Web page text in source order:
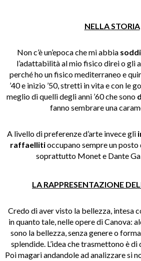
NELLA STORIA
Non c’è un’epoca che mi abbia
l’adattabilità al mio fisico direi o gli
perché ho un fisico mediterraneo e
’40 e inizio ’50, stretti in vita e con le
meglio di quelli degli anni ’60 che sono
fanno sembrare una
A livello di preferenze d’arte invece gli
raffaellitioccupano sempre un posto
soprattutto Monet e Dante
LA RAPPRESENTAZIONE
Credo di aver visto la bellezza, intesa
in quanto tale, nelle opere di Canova:
sono la bellezza, senza genere o
splendide. L’idea che trasmettono è di
Poi magari andandole ad analizzare si